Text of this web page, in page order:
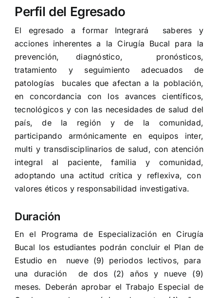
Perfil del Egresado
El egresado a formar Integrará saberes y
acciones inherentes a la Cirugía Bucal para la
prevención, diagnóstico, pronósticos,
tratamiento y seguimiento adecuados de
patologías bucales que afectan a la población,
en concordancia con los avances científicos,
tecnológicos y con las necesidades de salud del
país, de la región y de la comunidad,
participando armónicamente en equipos inter,
multi y transdisciplinarios de salud, con atención
integral al paciente, familia y comunidad,
adoptando una actitud crítica y reflexiva, con
valores éticos y responsabilidad investigativa.
Duración
En el Programa de Especialización en Cirugía
Bucal los estudiantes podrán concluir el Plan de
Estudio en nueve (9) periodos lectivos, para
una duración de dos (2) años y nueve (9)
meses. Deberán aprobar el Trabajo Especial de